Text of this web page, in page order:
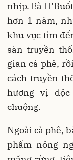
nhịp. Bà
hơn 1 năm,
khu vực tìm
sàn truyền
gian cà phê,
cách truyền
hương vị
chuộng.
Ngoài cà phê,
phẩm nông